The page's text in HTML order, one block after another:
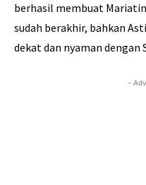
berhasil membuat
sudah berakhir, bahkan
dekat dan nyaman dengan
-